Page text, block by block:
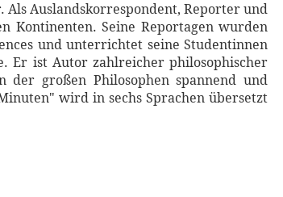
Auslandskorrespondent, Reporter und
Kontinenten. Seine Reportagen wurden
und unterrichtet seine Studentinnen
Er ist Autor zahlreicher philosophischer
der großen Philosophen spannend und
wird in sechs Sprachen übersetzt